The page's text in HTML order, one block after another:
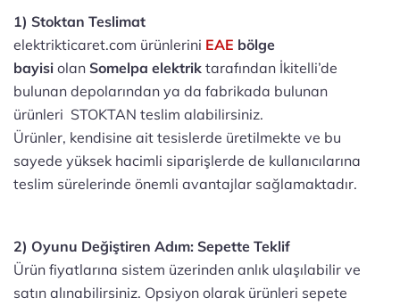
1) Stoktan Teslimat
elektrikticaret.com ürünlerini EAE bölge
bayisi olan Somelpa elektrik tarafından İkitelli’de
bulunan depolarından ya da fabrikada bulunan
ürünleri STOKTAN teslim alabilirsiniz.
Ürünler, kendisine ait tesislerde üretilmekte ve bu
sayede yüksek hacimli siparişlerde de kullanıcılarına
teslim sürelerinde önemli avantajlar sağlamaktadır.
2) Oyunu Değiştiren Adım: Sepette Teklif
Ürün fiyatlarına sistem üzerinden anlık ulaşılabilir ve
satın alınabilirsiniz. Opsiyon olarak ürünleri sepete